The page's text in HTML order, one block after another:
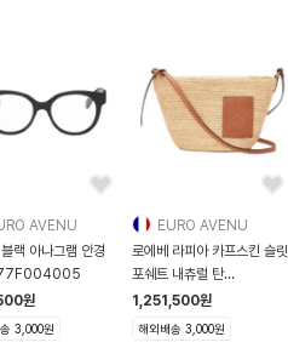
AVENU
원
3,000원
EURO AVENU
로에베 라피아 카프스킨 슬릿
포쉐트 내츄럴 탄
32824W10 2435 32
1,251,500원
해외배송 3,000원